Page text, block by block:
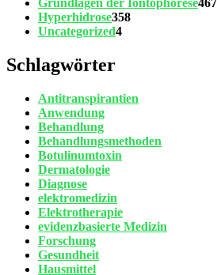
Hyperhidrose358
Uncategorized4
Schlagwörter
Antitranspirantien
Anwendung
Behandlung
Behandlungsmethoden
Botulinumtoxin
Dermatologie
Diagnose
elektromedizin
Elektrotherapie
evidenzbasierte Medizin
Forschung
Gesundheit
Hausmittel